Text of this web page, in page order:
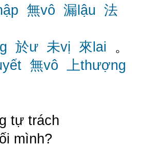
無vô 漏lậu 法
於ư 未vị 來lai 。
無vô 上thượng
tự trách
mình?